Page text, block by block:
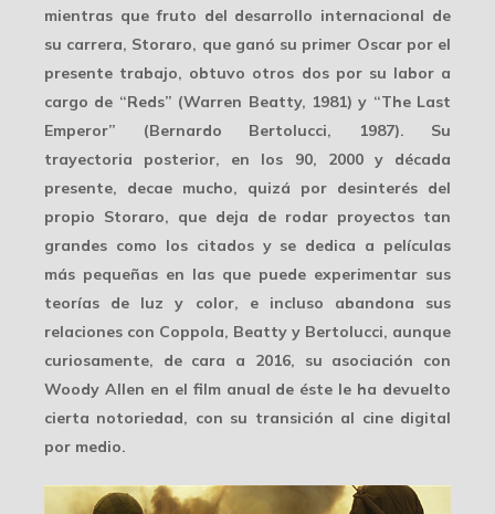
mientras que fruto del desarrollo internacional de
su carrera, Storaro, que ganó su primer Oscar por el
presente trabajo, obtuvo otros dos por su labor a
cargo de “Reds” (Warren Beatty, 1981) y “The Last
Emperor” (Bernardo Bertolucci, 1987). Su
trayectoria posterior, en los 90, 2000 y década
presente, decae mucho, quizá por desinterés del
propio Storaro, que deja de rodar proyectos tan
grandes como los citados y se dedica a películas
más pequeñas en las que puede experimentar sus
teorías de luz y color, e incluso abandona sus
relaciones con Coppola, Beatty y Bertolucci, aunque
curiosamente, de cara a 2016, su asociación con
Woody Allen en el film anual de éste le ha devuelto
cierta notoriedad, con su transición al cine digital
por medio.